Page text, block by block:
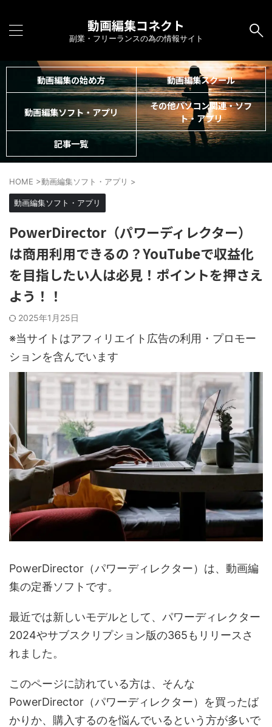
動画編集コネクト
副業・フリーランスの為の情報サイト
動画編集の始め方 動画編集スクール
動画編集ソフト・アプリ
その他パソコン関連・ソフ
ト・アプリ
記事一覧
HOME >動画編集ソフト・アプリ >
動画編集ソフト・アプリ
PowerDirector（パワーディレクター）
は商用利用できるの？YouTubeで収益化
を目指したい人は必見！ポイントを押さえ
よう！！
2025年1月25日
※当サイトはアフィリエイト広告の利用・プロモー
ションを含んでいます
PowerDirector（パワーディレクター）は、動画編
集の定番ソフトです。
最近では新しいモデルとして、パワーディレクター
2024やサブスクリプション版の365もリリースさ
れました。
このページに訪れている方は、そんな
PowerDirector（パワーディレクター）を買ったば
かりか、購入するのを悩んでいるという方が多いで